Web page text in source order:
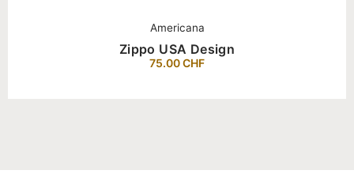
Americana
Zippo USA Design
75.00CHF